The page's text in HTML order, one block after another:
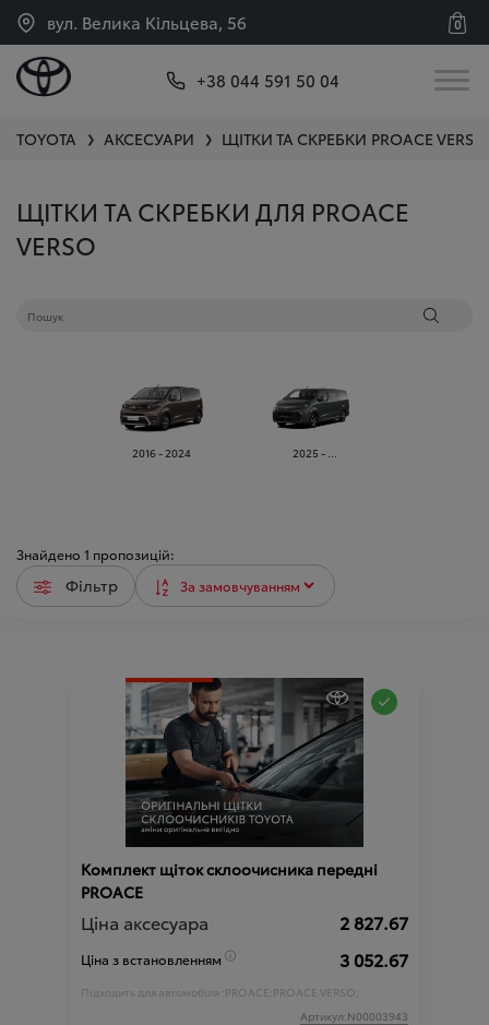
вул. Велика Кільцева, 56 0
+38 044 591 50 04
TOYOTA ❯ АКСЕСУАРИ ❯ ЩІТКИ ТА СКРЕБКИ PROACE VERSO
ЩІТКИ ТА СКРЕБКИ ДЛЯ PROACE
VERSO
2016 - 2024 2025 - ...
Знайдено 1 пропозицій:
Фільтр
Комплект щіток склоочисника передні
PROACE
Ціна аксесуара 2 827.67
Ціна з встановленням 3 052.67
Підходить для автомобіля :PROACE;PROACE VERSO;
Артикул:N00003943